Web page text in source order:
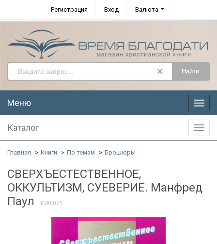
Регистрация Вход Валюта
Найти
Меню
Меню
Каталог
Главная Книги По темам Брошюры
СВЕРХЪЕСТЕСТВЕННОЕ,
ОККУЛЬТИЗМ, СУЕВЕРИЕ. Манфред
Паул
ID#6071